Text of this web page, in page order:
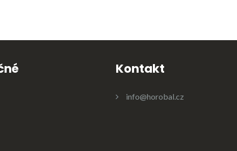
Kontakt
info@horobal.cz